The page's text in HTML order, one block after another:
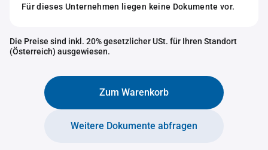
Für dieses Unternehmen liegen keine Dokumente vor.
Die Preise sind inkl. 20% gesetzlicher USt. für Ihren Standort
(Österreich) ausgewiesen.
Zum Warenkorb
Weitere Dokumente abfragen